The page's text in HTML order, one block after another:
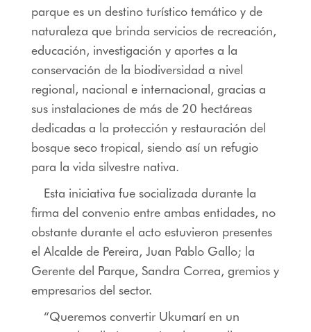
parque es un destino turístico temático y de
naturaleza que brinda servicios de recreación,
educación, investigación y aportes a la
conservación de la biodiversidad a nivel
regional, nacional e internacional, gracias a
sus instalaciones de más de 20 hectáreas
dedicadas a la protección y restauración del
bosque seco tropical, siendo así un refugio
para la vida silvestre nativa.
Esta iniciativa fue socializada durante la
firma del convenio entre ambas entidades, no
obstante durante el acto estuvieron presentes
el Alcalde de Pereira, Juan Pablo Gallo; la
Gerente del Parque, Sandra Correa, gremios y
empresarios del sector.
“Queremos convertir Ukumarí en un